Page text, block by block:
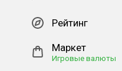
Рейтинг
Маркет
Игровые валюты